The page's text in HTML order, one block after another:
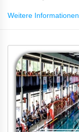
Weitere Informationen